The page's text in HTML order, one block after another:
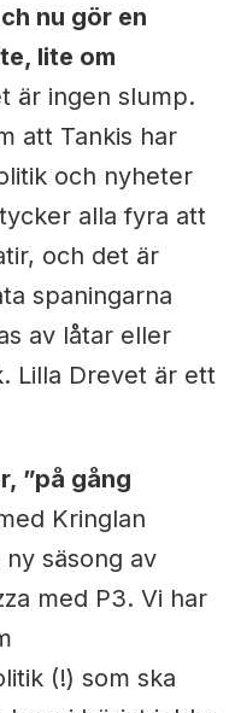
nu gör en
lite om
är ingen slump.
att Tankis har
och nyheter
alla fyra att
och det är
spaningarna
av låtar eller
Lilla Drevet är ett
”på gång
Kringlan
säsong av
med P3. Vi har
(!) som ska